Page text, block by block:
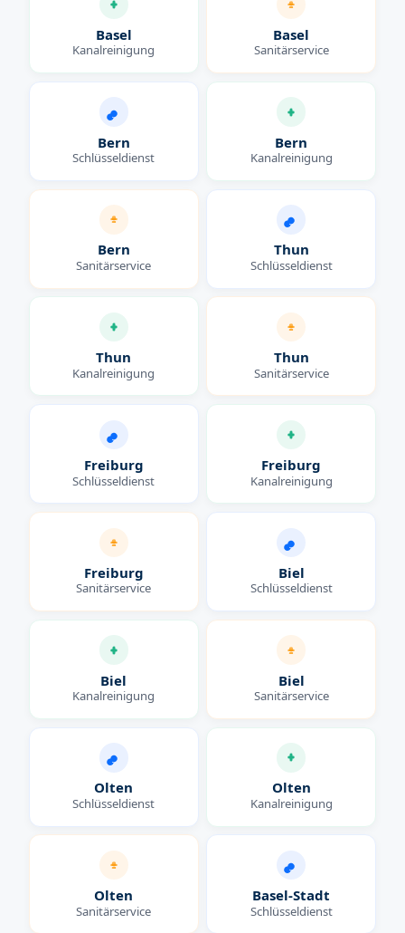
Basel
Kanalreinigung
Basel
Sanitärservice
Bern
Schlüsseldienst
Bern
Kanalreinigung
Bern
Sanitärservice
Thun
Schlüsseldienst
Thun
Kanalreinigung
Thun
Sanitärservice
Freiburg
Schlüsseldienst
Freiburg
Kanalreinigung
Freiburg
Sanitärservice
Biel
Schlüsseldienst
Biel
Kanalreinigung
Biel
Sanitärservice
Olten
Schlüsseldienst
Olten
Kanalreinigung
Olten
Sanitärservice
Basel-Stadt
Schlüsseldienst